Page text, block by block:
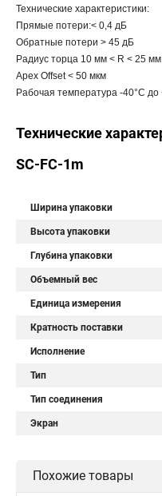
Технические характеристики:
Прямые потери:< 0,4 дБ
Обратные потери > 45 дБ
Радиус торца 10 мм < R < 25 мм
Apex Offset < 50 мкм
Рабочая температура -40°C дo
Технические
SC-FC-1m
Ширина упаковки
Высота упаковки
Глубина упаковки
Объемный вес
Единица измерения
Кратность поставки
Исполнение
Тип
Тип соединения
Экран
Похожие товары